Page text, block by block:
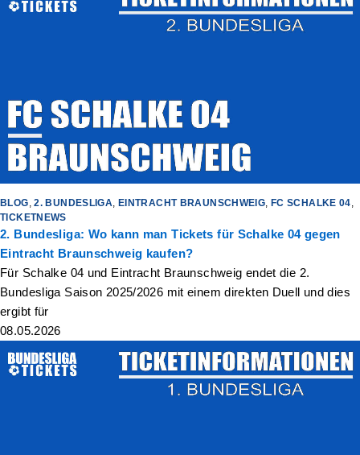
BLOG,2. BUNDESLIGA, EINTRACHT BRAUNSCHWEIG, FC SCHALKE 04,
TICKETNEWS
2. Bundesliga: Wo kann man Tickets für Schalke 04 gegen
Eintracht Braunschweig kaufen?
Für Schalke 04 und Eintracht Braunschweig endet die 2.
Bundesliga Saison 2025/2026 mit einem direkten Duell und dies
ergibt für
08.05.2026